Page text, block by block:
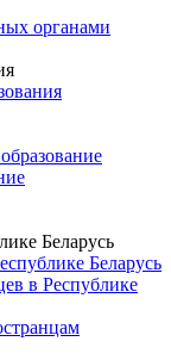
органами
Беларусь
Беларусь
в Республике